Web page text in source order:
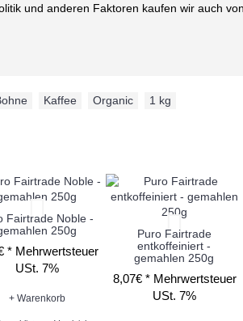
und anderen Faktoren kaufen wir auch
Kaffee Organic 1 kg
Fairtrade Noble -
250g
* Mehrwertsteuer
USt. 7%
+ Warenkorb
Puro Fairtrade
entkoffeiniert -
gemahlen 250g
8,07€ * Mehrwertsteuer
USt. 7%